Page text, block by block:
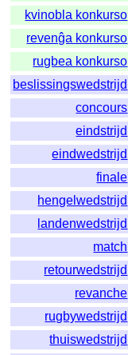
kvinobla konkurso
revenĝa konkurso
rugbea konkurso
beslissingswedstrijd
concours
eindstrijd
eindwedstrijd
finale
hengelwedstrijd
landenwedstrijd
match
retourwedstrijd
revanche
rugbywedstrijd
thuiswedstrijd